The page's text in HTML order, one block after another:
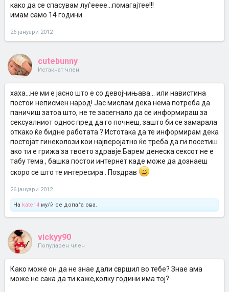
како да се спасувам луѓееее...помагајтее!!!
имам само 14 години
26 јануари 2012
cutebunny
Истакнат член
хаха...не ми е јасно што е со девојчињава... или навистина
постои неписмен народ! Јас мислам дека нема потреба да
паничиш затоа што, не те засегнало да се информираш за
сексуалниот однос пред да го почнеш, зашто би се замарала
откако ќе бидне работата ? Истотака да те информирам дека
постојат гинеколози кои најверојатно ќе треба да ги посетиш
ако ти е грижа за твоето здравје.Барем денеска сексот не е
табу тема , башка постои интернет каде може да дознаеш
скоро се што те интересира . Поздрав
26 јануари 2012
На kate14 му/ѝ се допаѓа ова.
vickyy90
Популарен член
Како може он да не знае дали свршил во тебе? Знае ама
може не сака да ти каже,колку години има тој?